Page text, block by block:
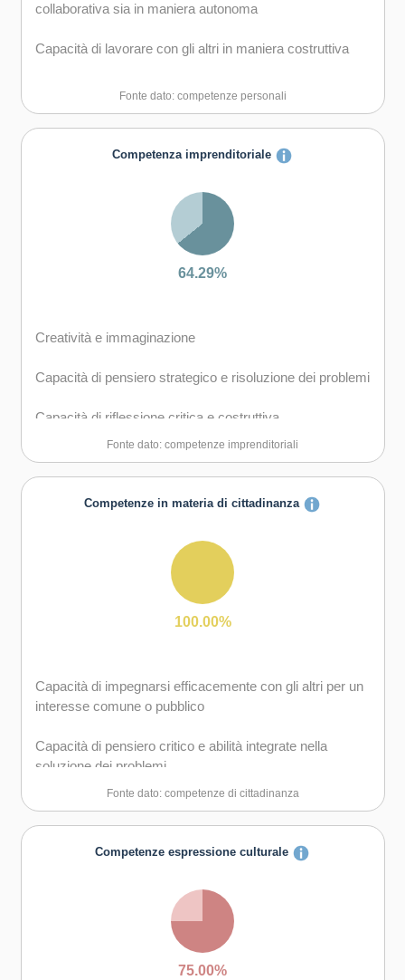
collaborativa sia in maniera autonoma
Capacità di lavorare con gli altri in maniera costruttiva
Capacità di comunicare costruttivamente in ambienti
Capacità di creare fiducia e provare empatia
Capacità di favorire il proprio benessere fisico ed
Fonte dato: competenze personali
Competenza imprenditoriale
64.29%
Creatività e immaginazione
Capacità di pensiero strategico e risoluzione dei problemi
Capacità di riflessione critica e costruttiva
Capacità di lavorare sia in modalità collaborativa in
Capacità di comunicare e negoziare efficacemente con
Capacità di possedere spirito di iniziativa e
provare empatia
Fonte dato: competenze imprenditoriali
Competenze in materia di cittadinanza
100.00%
Capacità di impegnarsi efficacemente con gli altri per un
interesse comune o pubblico
Capacità di pensiero critico e abilità integrate nella
soluzione dei problemi
Fonte dato: competenze di cittadinanza
Competenze espressione culturale
75.00%